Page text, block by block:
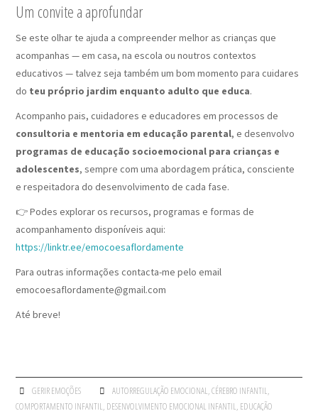
Um convite a aprofundar
Se este olhar te ajuda a compreender melhor as crianças que
acompanhas — em casa, na escola ou noutros contextos
educativos — talvez seja também um bom momento para cuidares
do teu próprio jardim enquanto adulto que educa.
Acompanho pais, cuidadores e educadores em processos de
consultoria e mentoria em educação parental, e desenvolvo
programas de educação socioemocional para crianças e
adolescentes, sempre com uma abordagem prática, consciente
e respeitadora do desenvolvimento de cada fase.
👉 Podes explorar os recursos, programas e formas de
acompanhamento disponíveis aqui:
https://linktr.ee/emocoesaflordamente
Para outras informações contacta-me pelo email
emocoesaflordamente@gmail.com
Até breve!
GERIR EMOÇÕES AUTORREGULAÇÃO EMOCIONAL,CÉREBRO INFANTIL,
COMPORTAMENTO INFANTIL, DESENVOLVIMENTO EMOCIONAL INFANTIL, EDUCAÇÃO